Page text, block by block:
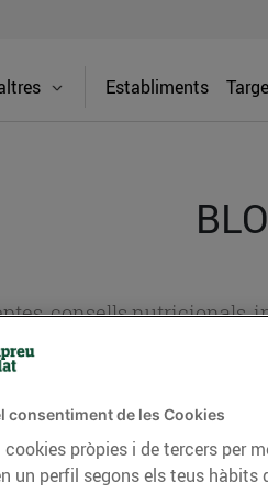
Establiments
consells
CONSELLS I HÀBITS
consentiment de les Cookies
pròpies i de tercers per
un perfil segons els teus hàbits